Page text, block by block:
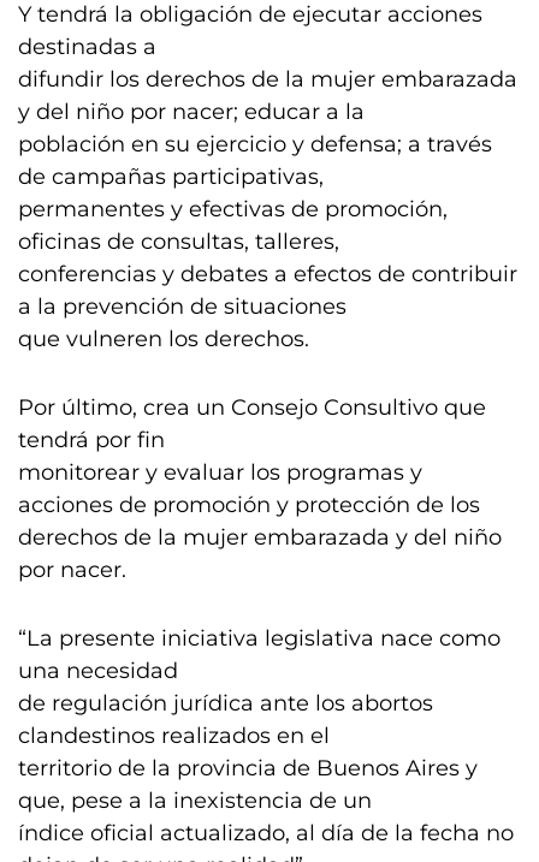
Y tendrá la obligación de ejecutar acciones
destinadas a
difundir los derechos de la mujer embarazada
y del niño por nacer; educar a la
población en su ejercicio y defensa; a través
de campañas participativas,
permanentes y efectivas de promoción,
oficinas de consultas, talleres,
conferencias y debates a efectos de contribuir
a la prevención de situaciones
que vulneren los derechos.
Por último, crea un Consejo Consultivo que
tendrá por fin
monitorear y evaluar los programas y
acciones de promoción y protección de los
derechos de la mujer embarazada y del niño
por nacer.
“La presente iniciativa legislativa nace como
una necesidad
de regulación jurídica ante los abortos
clandestinos realizados en el
territorio de la provincia de Buenos Aires y
que, pese a la inexistencia de un
índice oficial actualizado, al día de la fecha no